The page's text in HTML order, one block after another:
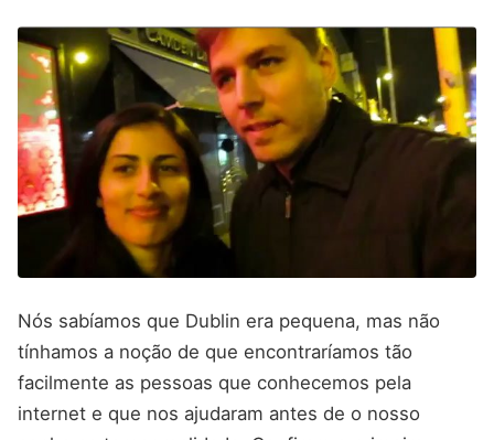
Nós sabíamos que Dublin era pequena, mas não
tínhamos a noção de que encontraríamos tão
facilmente as pessoas que conhecemos pela
internet e que nos ajudaram antes de o nosso